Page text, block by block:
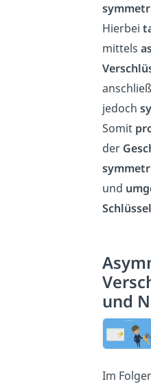
Hierbei
mittels
jedoch
Somit
der
und
und
Im